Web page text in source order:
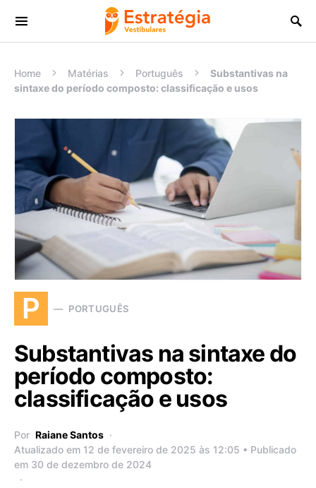
Procurar:
Home Matérias Português
Substantivas na
sintaxe do período composto: classificação e usos
P PORTUGUÊS
Substantivas na sintaxe do
período composto:
classificação e usos
Por Raiane Santos
Atualizado em 12 de fevereiro de 2025 às 12:05 • Publicado
em 30 de dezembro de 2024